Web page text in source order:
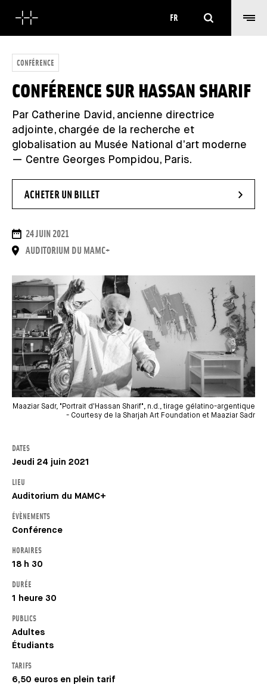
Rechercher
FR
CONFÉRENCE
CONFÉRENCE SUR HASSAN SHARIF
Par Catherine David, ancienne directrice
adjointe, chargée de la recherche et
globalisation au Musée National d’art moderne
— Centre Georges Pompidou, Paris.
ACHETER UN BILLET- NOUVELLE FENÊTRE
DATES
24 JUIN 2021
LIEU
AUDITORIUM DU MAMC+
Maaziar Sadr, "Portrait d'Hassan Sharif", n.d., tirage gélatino-argentique
- Courtesy de la Sharjah Art Foundation et Maaziar Sadr
DATES
Jeudi 24 juin 2021
LIEU
Auditorium du MAMC+
ÉVÈNEMENTS
Conférence
HORAIRES
18 h 30
DURÉE
1 heure 30
PUBLICS
Adultes
Étudiants
TARIFS
6,50 euros en plein tarif